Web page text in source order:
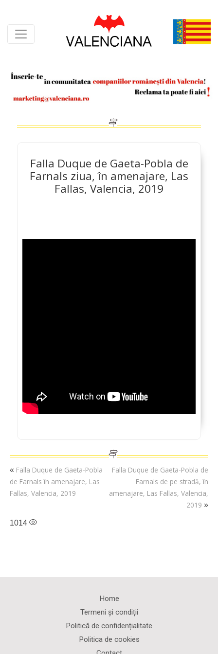
content
Falla Duque de Gaeta-Pobla de
Farnals ziua, în amenajare, Las
Fallas, Valencia, 2019
« Falla Duque de Gaeta-Pobla
de Farnals în amenajare, Las
Fallas, Valencia, 2019
Falla Duque de Gaeta-Pobla de
Farnals de pe stradă, în
amenajare, Las Fallas, Valencia,
2019 »
1014
Home
Termeni și condiții
Politică de confidențialitate
Politica de cookies